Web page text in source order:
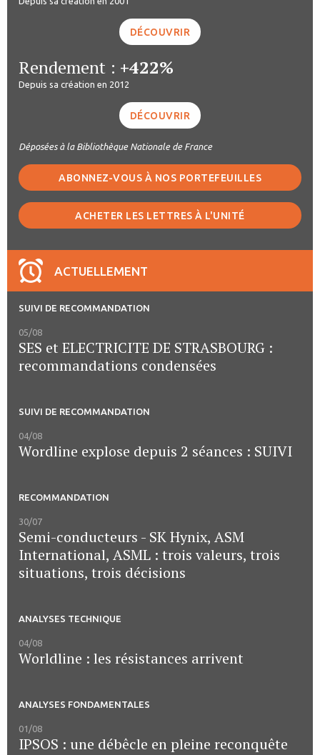
DÉCOUVRIR
Rendement : +422%
Depuis sa création en 2012
DÉCOUVRIR
Déposées à la Bibliothèque Nationale de France
ABONNEZ-VOUS À NOS PORTEFEUILLES
ACHETER LES LETTRES À L'UNITÉ
ACTUELLEMENT
SUIVI DE RECOMMANDATION
05/08
SES et ELECTRICITE DE STRASBOURG :
recommandations condensées
SUIVI DE RECOMMANDATION
04/08
Wordline explose depuis 2 séances : SUIVI
RECOMMANDATION
30/07
Semi-conducteurs - SK Hynix, ASM
International, ASML : trois valeurs, trois
situations, trois décisions
ANALYSES TECHNIQUE
04/08
Worldline : les résistances arrivent
ANALYSES FONDAMENTALES
01/08
IPSOS : une débêcle en pleine reconquête